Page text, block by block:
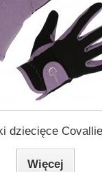
dziecięce
Więcej